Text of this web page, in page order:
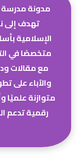
مدونة
تهدف إلى
الإسلامية
متخصصًا في
مع مقالات
والآباء على
متوازنة علميًا
رقمية تدعم